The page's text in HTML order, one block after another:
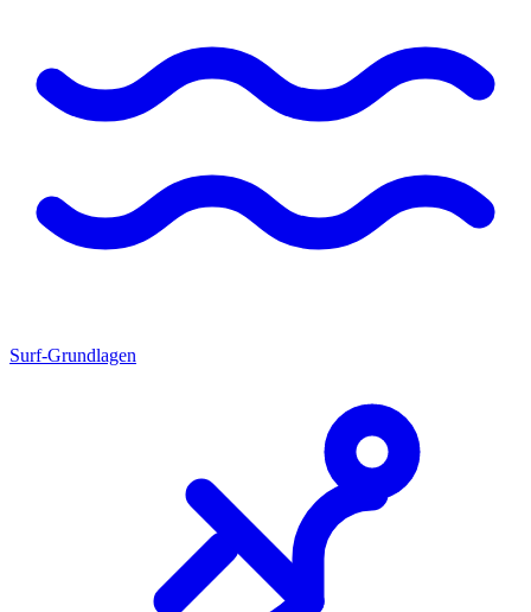
Surf-Grundlagen